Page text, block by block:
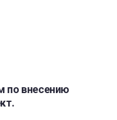
по внесению